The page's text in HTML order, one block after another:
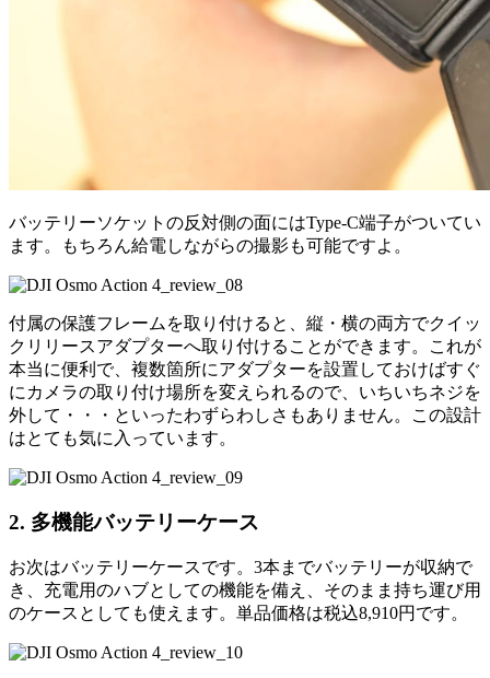
バッテリーソケットの反対側の面にはType-C端子がついてい
ます。もちろん給電しながらの撮影も可能ですよ。
付属の保護フレームを取り付けると、縦・横の両方でクイッ
クリリースアダプターへ取り付けることができます。これが
本当に便利で、複数箇所にアダプターを設置しておけばすぐ
にカメラの取り付け場所を変えられるので、いちいちネジを
外して・・・といったわずらわしさもありません。この設計
はとても気に入っています。
2. 多機能バッテリーケース
お次はバッテリーケースです。3本までバッテリーが収納で
き、充電用のハブとしての機能を備え、そのまま持ち運び用
のケースとしても使えます。単品価格は税込8,910円です。